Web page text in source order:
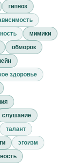
гипноз
мимики
обморок
здоровье
слушание
талант
эгоизм